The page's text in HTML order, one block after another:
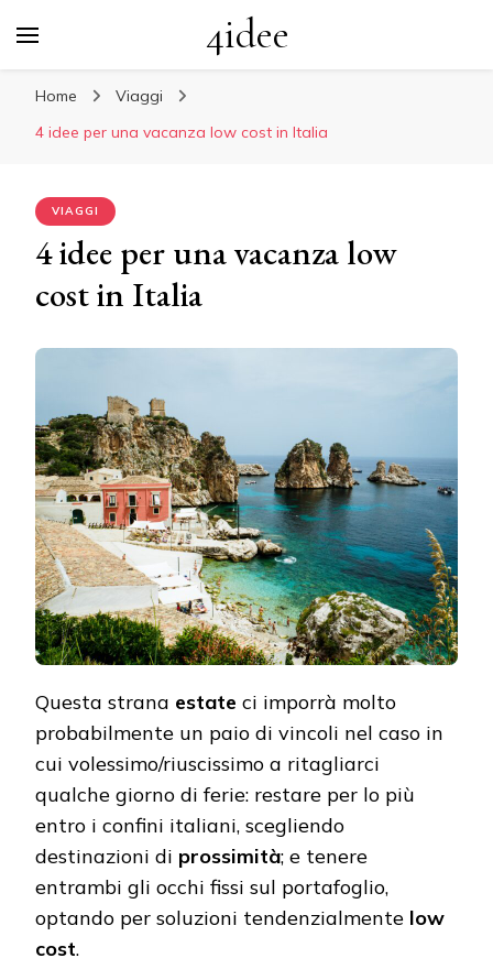
4idee
Home
Viaggi
4 idee per una vacanza low cost in Italia
VIAGGI
4 idee per una vacanza low
cost in Italia
Questa strana estate ci imporrà molto
probabilmente un paio di vincoli nel caso in
cui volessimo/riuscissimo a ritagliarci
qualche giorno di ferie: restare per lo più
entro i confini italiani, scegliendo
destinazioni di prossimità; e tenere
entrambi gli occhi fissi sul portafoglio,
optando per soluzioni tendenzialmente low
cost.